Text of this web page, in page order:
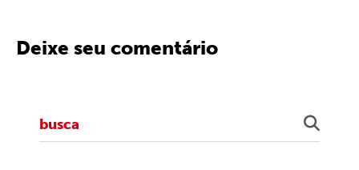
Deixe seu comentário